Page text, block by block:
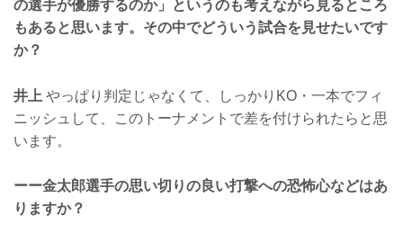
の選手が優勝するのか」というのも考えながら見るところ
もあると思います。その中でどういう試合を見せたいです
か？
井上 やっぱり判定じゃなくて、しっかりKO・一本でフィ
ニッシュして、このトーナメントで差を付けられたらと思
います。
ーー金太郎選手の思い切りの良い打撃への恐怖心などはあ
りますか？